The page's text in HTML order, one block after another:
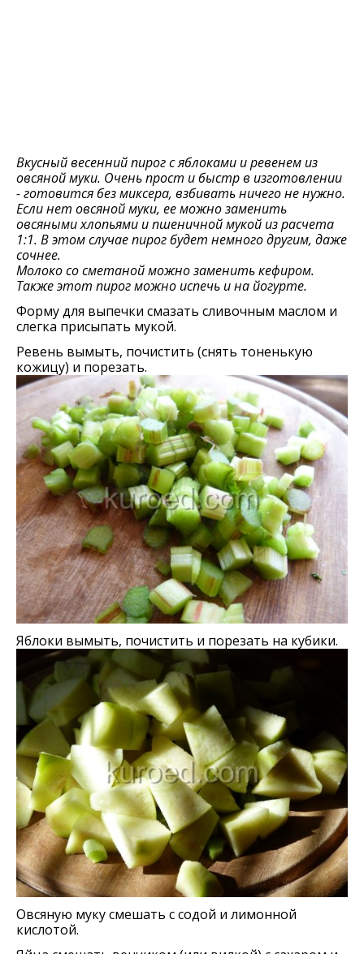
Вкусный весенний пирог с яблоками и ревенем из
овсяной муки. Очень прост и быстр в изготовлении
- готовится без миксера, взбивать ничего не нужно.
Если нет овсяной муки, ее можно заменить
овсяными хлопьями и пшеничной мукой из расчета
1:1. В этом случае пирог будет немного другим, даже
сочнее.
Молоко со сметаной можно заменить кефиром.
Также этот пирог можно испечь и на йогурте.
Форму для выпечки смазать сливочным маслом и
слегка присыпать мукой.
Ревень вымыть, почистить (снять тоненькую
кожицу) и порезать.
Яблоки вымыть, почистить и порезать на кубики.
Овсяную муку смешать с содой и лимонной
кислотой.